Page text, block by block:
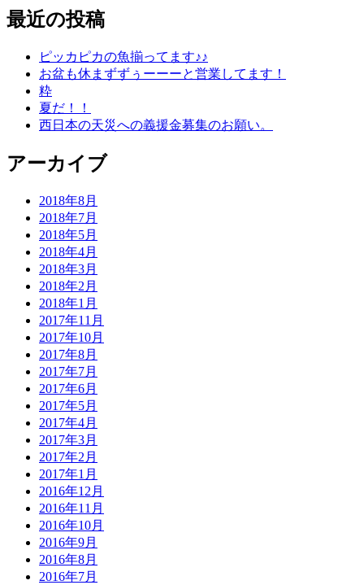
最近の投稿
ピッカピカの魚揃ってます♪♪
お盆も休まずずぅーーーと営業してます！
粋
夏だ！！
西日本の天災への義援金募集のお願い。
アーカイブ
2018年8月
2018年7月
2018年5月
2018年4月
2018年3月
2018年2月
2018年1月
2017年11月
2017年10月
2017年8月
2017年7月
2017年6月
2017年5月
2017年4月
2017年3月
2017年2月
2017年1月
2016年12月
2016年11月
2016年10月
2016年9月
2016年8月
2016年7月